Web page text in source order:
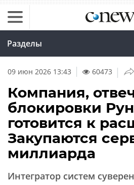
Разделы
09 июн 2026 13:43 60473 |
Компания,
блокировки
готовится к
Закупаются
миллиарда
Интегратор систем